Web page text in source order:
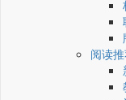
阅读